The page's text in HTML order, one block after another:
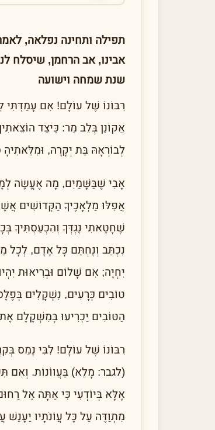
תפילה ותחינה נפלאה,
אבינו, אב הרחמן, שיסלח
שנת שמחה וישועה
רִבּוֹנוֹ שֶׁל עוֹלָם! אִם עָמַדְתִּי
אֲקוֹנֵן בְּלֵב מַר: כֵּיצַד
לְבוֹרְאָהּ בַּת יְקָרָה, וּמִלֵּאתִיהָ
אָבִי שֶׁבַּשָּׁמַיִם, מָה אֶעֱשֶׂה
אֲפִלּוּ מַלְאָכֶיךָ הַקְּדוֹשִׁים
שֶׁחָטָאתִי נֶגְדְּךָ וְהִכְעַסְתִּיךָ
נִכְתַּב וְנֶחְתַּם כָּל אָדָם, לְכָל
יִחְיֶה; אִם שָׁלוֹם וּבְרִיאוּת
טוֹבִים כְּרָעִים, נִשְׁקָלִים
הַטּוֹבִים יַכְרִיעוּ בְּמִשְׁקָלָם
רִבּוֹנוֹ שֶׁל עוֹלָם! לִבִּי נָמַס
(לגבר: מָלֵא) בַּעֲווֹנוֹת. וְאִם
אֶלָּא בְּיוֹדְעִי כִּי אַתָּה אֵל
מִתְוַדֶּה עַל כָּל עֲוֹנֹתָיו יֵעָנֵשׁ